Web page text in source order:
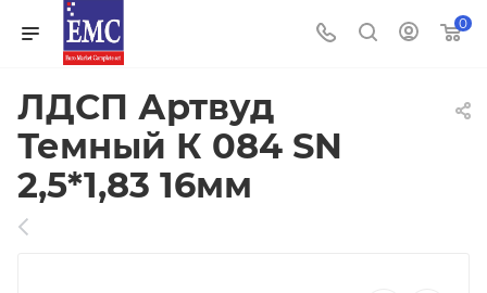
0
ЛДСП Артвуд
Темный К 084 SN
2,5*1,83 16мм